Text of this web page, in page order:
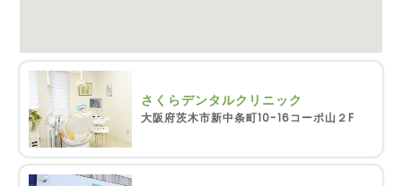
さくらデンタルクリニック
大阪府茨木市新中条町10-16コーポ山２F